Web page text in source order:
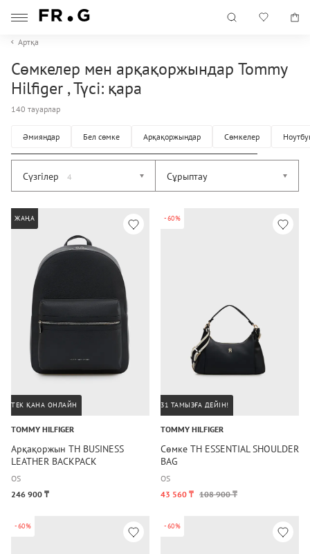
Артқа
Сөмкелер мен арқақоржындар Tommy
Hilfiger , Түсі: қара
140 тауарлар
Әмияндар Бел сөмке Арқақоржындар Сөмкелер
Сүзгілер 4 Сұрыптау
ЖАҢА
ТЕК ҚАНА ОНЛАЙН
TOMMY HILFIGER
Арқақоржын TH BUSINESS
LEATHER BACKPACK
OS
246 900 ₸
-60%
31 ТАМЫЗҒА ДЕЙІН!
TOMMY HILFIGER
Сөмке TH ESSENTIAL SHOULDER
BAG
OS
43 560 ₸ 108 900 ₸
-60% -60%